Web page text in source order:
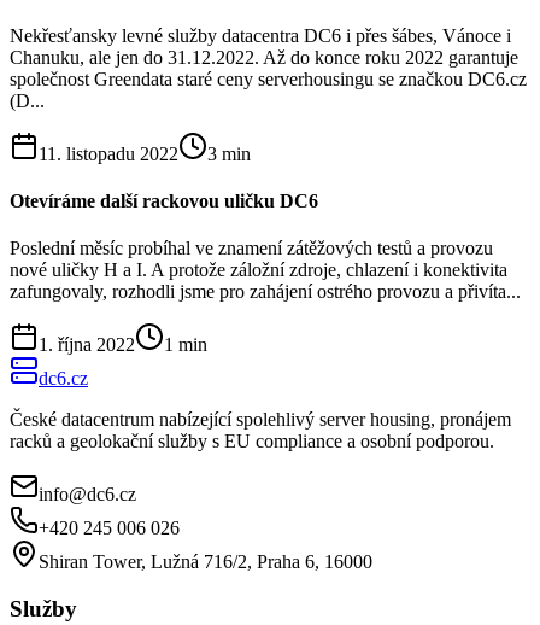
Nekřesťansky levné služby datacentra DC6 i přes šábes, Vánoce i
Chanuku, ale jen do 31.12.2022. Až do konce roku 2022 garantuje
společnost Greendata staré ceny serverhousingu se značkou DC6.cz
(D...
11. listopadu 2022 3 min
Otevíráme další rackovou uličku DC6
Poslední měsíc probíhal ve znamení zátěžových testů a provozu
nové uličky H a I. A protože záložní zdroje, chlazení i konektivita
zafungovaly, rozhodli jsme pro zahájení ostrého provozu a přivíta...
1. října 2022 1 min
dc6.cz
České datacentrum nabízející spolehlivý server housing, pronájem
racků a geolokační služby s EU compliance a osobní podporou.
info@dc6.cz
+420 245 006 026
Shiran Tower, Lužná 716/2, Praha 6, 16000
Služby